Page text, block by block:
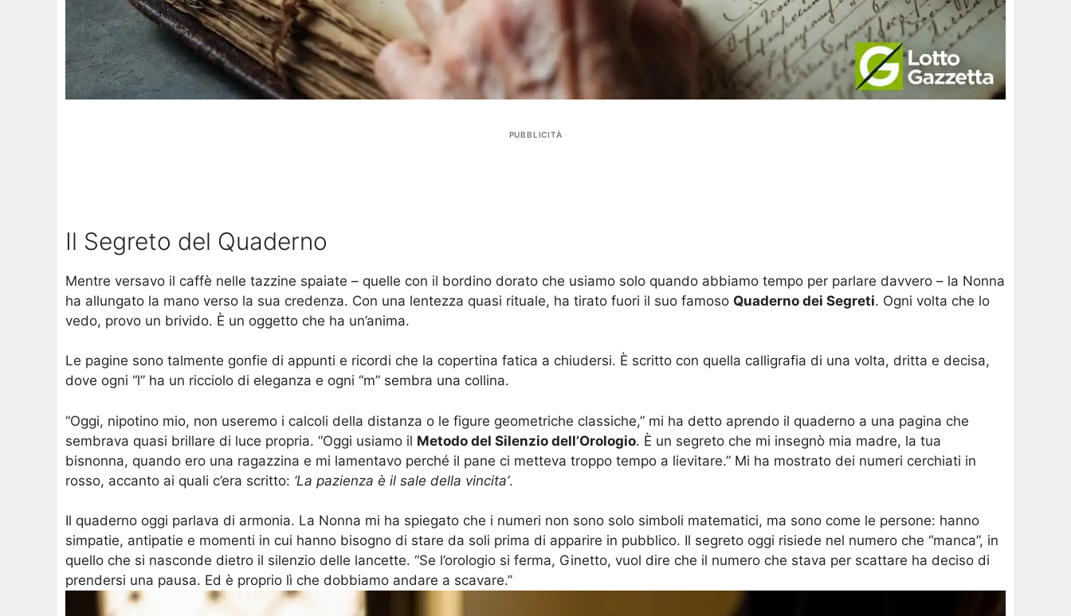
PUBBLICITÀ
Il Segreto del Quaderno
Mentre versavo il caffè nelle tazzine spaiate – quelle con il bordino dorato che usiamo solo quando abbiamo tempo per parlare davvero – la Nonna
ha allungato la mano verso la sua credenza. Con una lentezza quasi rituale, ha tirato fuori il suo famoso Quaderno dei Segreti. Ogni volta che lo
vedo, provo un brivido. È un oggetto che ha un’anima.
Le pagine sono talmente gonfie di appunti e ricordi che la copertina fatica a chiudersi. È scritto con quella calligrafia di una volta, dritta e decisa,
dove ogni “l” ha un ricciolo di eleganza e ogni “m” sembra una collina.
“Oggi, nipotino mio, non useremo i calcoli della distanza o le figure geometriche classiche,” mi ha detto aprendo il quaderno a una pagina che
sembrava quasi brillare di luce propria. “Oggi usiamo il Metodo del Silenzio dell’Orologio. È un segreto che mi insegnò mia madre, la tua
bisnonna, quando ero una ragazzina e mi lamentavo perché il pane ci metteva troppo tempo a lievitare.” Mi ha mostrato dei numeri cerchiati in
rosso, accanto ai quali c’era scritto: ‘La pazienza è il sale della vincita’.
Il quaderno oggi parlava di armonia. La Nonna mi ha spiegato che i numeri non sono solo simboli matematici, ma sono come le persone: hanno
simpatie, antipatie e momenti in cui hanno bisogno di stare da soli prima di apparire in pubblico. Il segreto oggi risiede nel numero che “manca”, in
quello che si nasconde dietro il silenzio delle lancette. “Se l’orologio si ferma, Ginetto, vuol dire che il numero che stava per scattare ha deciso di
prendersi una pausa. Ed è proprio lì che dobbiamo andare a scavare.”